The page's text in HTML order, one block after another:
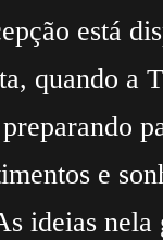
está
quando a
e
ideias